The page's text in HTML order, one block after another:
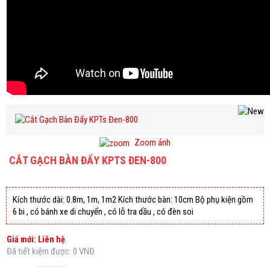
Zoom ảnh
CẮT GẠCH BÀN ĐẨY KPTS ĐEN-800
Kích thước dài: 0.8m, 1m, 1m2 Kích thước bàn: 10cm Bộ phụ kiện gồm
6 bi , có bánh xe di chuyển , có lỗ tra dầu , có đèn soi
Giá mới: Liên hệ
Đã tiết kiệm được: 0 VNĐ